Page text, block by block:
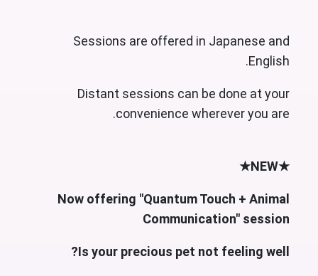
Sessions are offered in Japanese and
English.
Distant sessions can be done at your
convenience wherever you are.
★NEW★
Now offering "Quantum Touch + Animal
Communication" session
Is your precious pet not feeling well?